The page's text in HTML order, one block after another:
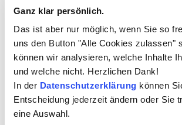
Ganz klar persönlich.
Das ist aber nur möglich, wenn Sie so
uns den Button "Alle Cookies zulassen"
können wir analysieren, welche Inhalte
und welche nicht. Herzlichen Dank!
In der Datenschutzerklärung können
Entscheidung jederzeit ändern oder Sie
eine Auswahl.
Nachvollziehbarkeit sollten
belastbar sein. Hierfür empfiehlt
insbesondere in Fragen von
öffentlichen Vorschriften die
jeweilige Experten einzuholen!
Der Prozess sollte sowohl
organisatorisch bezüglich seiner
und seines Wirkungsspektrums